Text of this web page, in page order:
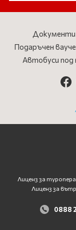
Документи
Подаръчен
Автобуси под
Лиценз за
Лиценз за
0888